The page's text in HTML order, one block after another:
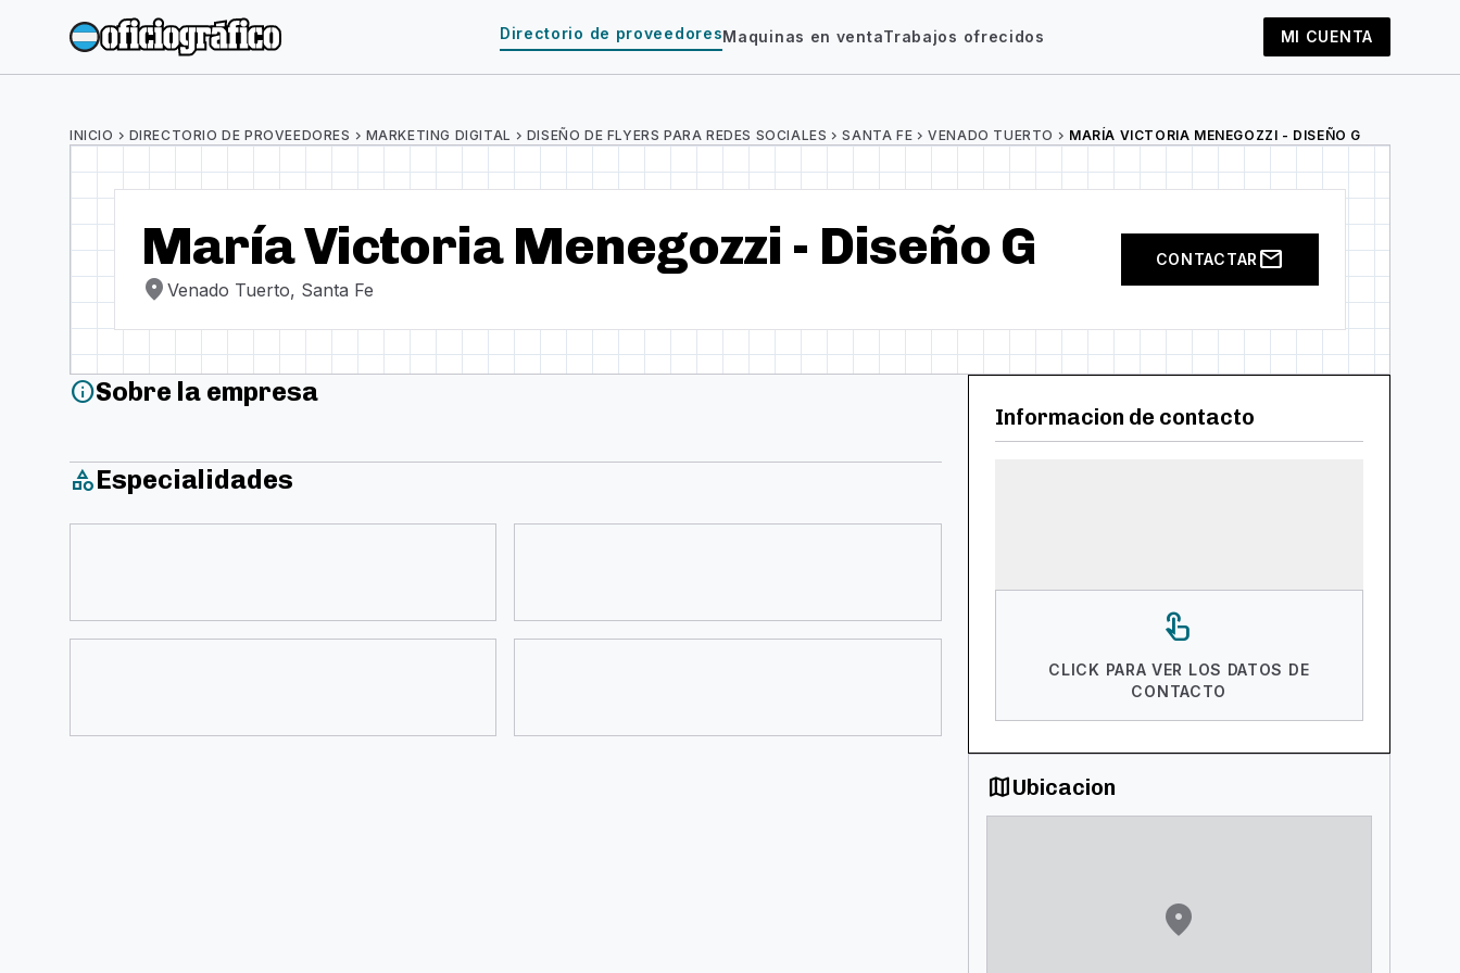
Directorio de proveedoresMaquinas en ventaTrabajos ofrecidos MI CUENTA
INICIO chevron_right DIRECTORIO DE PROVEEDORES chevron_right MARKETING DIGITAL chevron_right DISEÑO DE FLYERS PARA REDES SOCIALES chevron_rightSANTA FE chevron_rightVENADO TUERTO chevron_right MARÍA VICTORIA MENEGOZZI - DISEÑO G
María Victoria Menegozzi - Diseño G
location_on Venado Tuerto, Santa Fe
CONTACTAR mail
infoSobre la empresa
categoryEspecialidades
Informacion de contacto
touch_app
CLICK PARA VER LOS DATOS DE
CONTACTO
mapUbicacion
location_on